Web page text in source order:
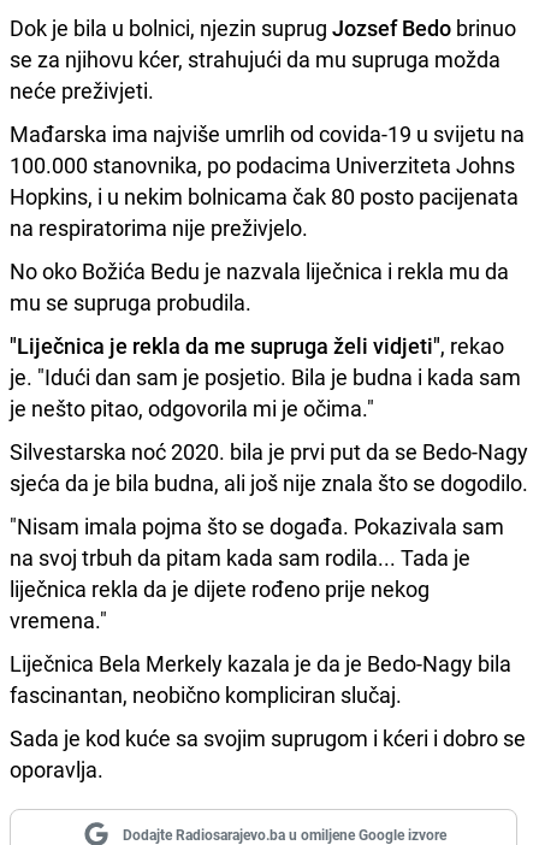
Dok je bila u bolnici, njezin suprug Jozsef Bedo brinuo
se za njihovu kćer, strahujući da mu supruga možda
neće preživjeti.
Mađarska ima najviše umrlih od covida-19 u svijetu na
100.000 stanovnika, po podacima Univerziteta Johns
Hopkins, i u nekim bolnicama čak 80 posto pacijenata
na respiratorima nije preživjelo.
No oko Božića Bedu je nazvala liječnica i rekla mu da
mu se supruga probudila.
"Liječnica je rekla da me supruga želi vidjeti", rekao
je. "Idući dan sam je posjetio. Bila je budna i kada sam
je nešto pitao, odgovorila mi je očima."
Silvestarska noć 2020. bila je prvi put da se Bedo-Nagy
sjeća da je bila budna, ali još nije znala što se dogodilo.
"Nisam imala pojma što se događa. Pokazivala sam
na svoj trbuh da pitam kada sam rodila... Tada je
liječnica rekla da je dijete rođeno prije nekog
vremena."
Liječnica Bela Merkely kazala je da je Bedo-Nagy bila
fascinantan, neobično kompliciran slučaj.
Sada je kod kuće sa svojim suprugom i kćeri i dobro se
oporavlja.
Dodajte Radiosarajevo.ba u omiljene Google izvore